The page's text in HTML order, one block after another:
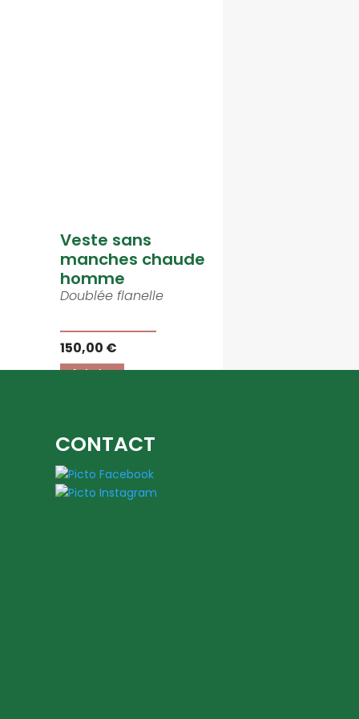
Veste sans
manches chaude
homme
Doublée flanelle
150,00 €
Acheter
CONTACT